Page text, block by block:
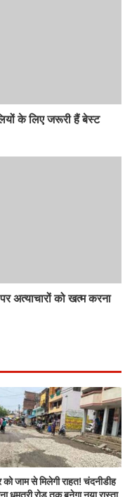
के लिए जरूरी हैं बेस्ट
अत्याचारों को खत्म करना
को जाम से मिलेगी राहत! चंदनीडीह
धमतरी रोड तक बनेगा नया रास्ता,